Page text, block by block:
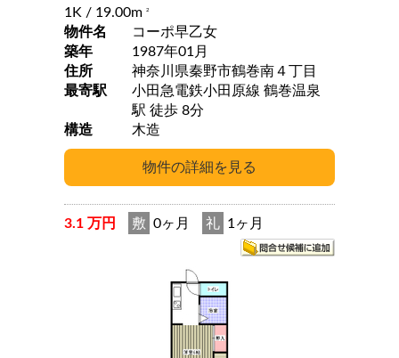
1K / 19.00m 2
物件名
コーポ早乙女
築年
1987年01月
住所
神奈川県秦野市鶴巻南４丁目
最寄駅
小田急電鉄小田原線 鶴巻温泉
駅 徒歩 8分
構造
木造
3.1 万円 敷 0ヶ月 礼 1ヶ月